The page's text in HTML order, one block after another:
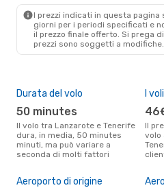
I prezzi indicati in questa
giorni per i periodi specificati e
il ​​prezzo finale offerto. Si prega
prezzi sono soggetti a modifiche.
Durata del volo
50 minutes
Il volo tra Lanzarote e Tenerife
dura, in media, 50 minutes
minuti, ma può variare a
seconda di molti fattori
I
Il prezzo più economico per un
volo
Aeroporto di origine